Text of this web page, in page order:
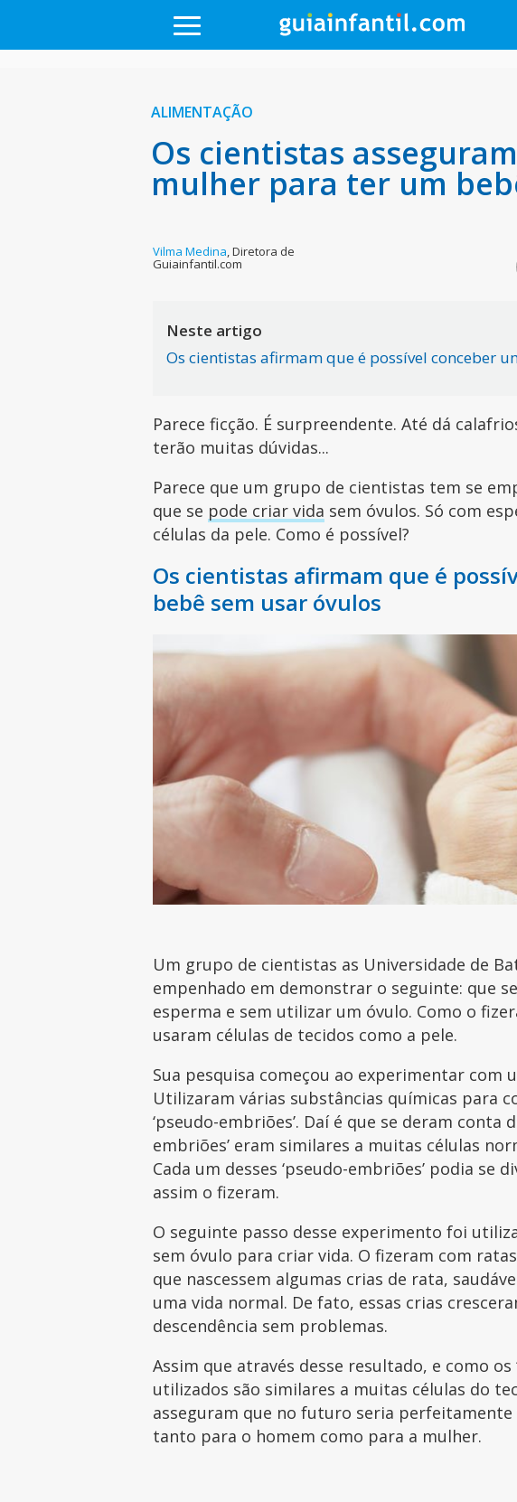
ALIMENTAÇÃO
Os cientistas
mulher para ter um
Vilma Medina,Diretora de
Guiainfantil.com
Neste artigo
Os cientistas afirmam que é possível conceber
Parece ficção. É surpreendente. Até dá
terão muitas dúvidas...
Parece que um grupo de cientistas tem se
que se pode criar vida sem óvulos. Só com
células da pele. Como é possível?
Os cientistas afirmam que é
bebê sem usar óvulos
Um grupo de cientistas as Universidade de
empenhado em demonstrar o seguinte: que
esperma e sem utilizar um óvulo. Como o
usaram células de tecidos como a pele.
Sua pesquisa começou ao experimentar com
Utilizaram várias substâncias químicas para
‘pseudo-embriões’. Daí é que se deram conta
embriões’ eram similares a muitas células
Cada um desses ‘pseudo-embriões’ podia se
assim o fizeram.
O seguinte passo desse experimento foi
sem óvulo para criar vida. O fizeram com
que nascessem algumas crias de rata,
uma vida normal. De fato, essas crias
descendência sem problemas.
Assim que através desse resultado, e como os
utilizados são similares a muitas células do
asseguram que no futuro seria perfeitamente
tanto para o homem como para a mulher.